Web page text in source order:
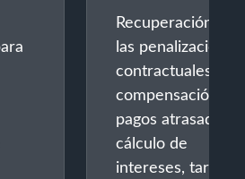
Recuperación de
las penalizaciones
contractuales y la
compensación
pagos atrasados:
cálculo de
intereses, tarifas